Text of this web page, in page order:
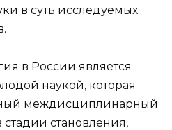
в суть исследуемых
в России является
наукой, которая
междисциплинарный
стадии становления,